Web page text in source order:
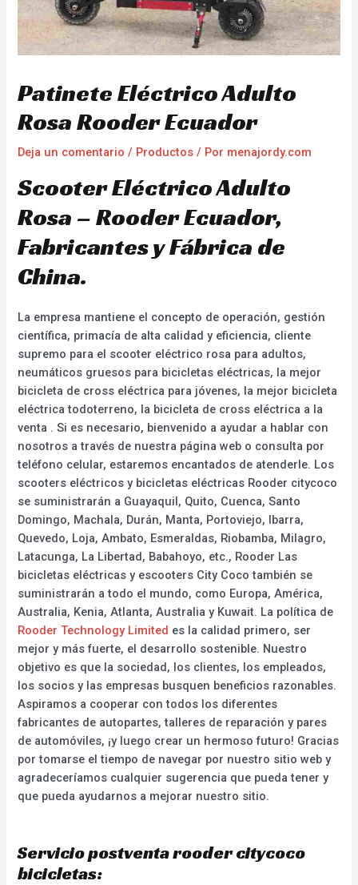
Patinete Eléctrico Adulto
Rosa Rooder Ecuador
Deja un comentario / Productos / Por menajordy.com
Scooter Eléctrico Adulto
Rosa – Rooder Ecuador,
Fabricantes y Fábrica de
China.
La empresa mantiene el concepto de operación, gestión
científica, primacía de alta calidad y eficiencia, cliente
supremo para el scooter eléctrico rosa para adultos,
neumáticos gruesos para bicicletas eléctricas, la mejor
bicicleta de cross eléctrica para jóvenes, la mejor bicicleta
eléctrica todoterreno, la bicicleta de cross eléctrica a la
venta . Si es necesario, bienvenido a ayudar a hablar con
nosotros a través de nuestra página web o consulta por
teléfono celular, estaremos encantados de atenderle. Los
scooters eléctricos y bicicletas eléctricas Rooder citycoco
se suministrarán a Guayaquil, Quito, Cuenca, Santo
Domingo, Machala, Durán, Manta, Portoviejo, Ibarra,
Quevedo, Loja, Ambato, Esmeraldas, Riobamba, Milagro,
Latacunga, La Libertad, Babahoyo, etc., Rooder Las
bicicletas eléctricas y escooters City Coco también se
suministrarán a todo el mundo, como Europa, América,
Australia, Kenia, Atlanta, Australia y Kuwait. La política de
Rooder Technology Limited es la calidad primero, ser
mejor y más fuerte, el desarrollo sostenible. Nuestro
objetivo es que la sociedad, los clientes, los empleados,
los socios y las empresas busquen beneficios razonables.
Aspiramos a cooperar con todos los diferentes
fabricantes de autopartes, talleres de reparación y pares
de automóviles, ¡y luego crear un hermoso futuro! Gracias
por tomarse el tiempo de navegar por nuestro sitio web y
agradeceríamos cualquier sugerencia que pueda tener y
que pueda ayudarnos a mejorar nuestro sitio.
Servicio postventa rooder citycoco
bicicletas: